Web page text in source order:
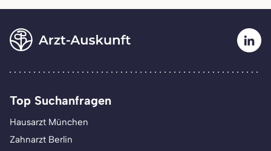
Top Suchanfragen
Hausarzt München
Zahnarzt Berlin